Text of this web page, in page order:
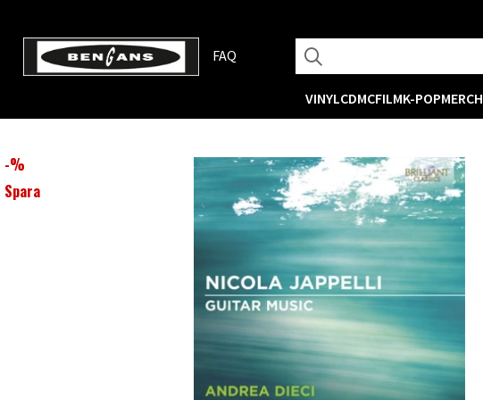
FAQ
VINYLCDMCFILMK-POPMERCH
-%
Spara